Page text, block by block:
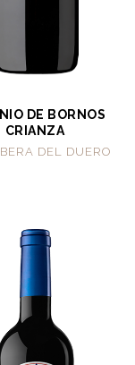
DE BORNOS
CRIANZA
DEL DUERO